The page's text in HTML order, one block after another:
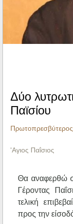
Δύο
Παϊσίου
'Αγιος Παΐσιος
Θα αναφερθώ
Γέροντας
τελική
προς την